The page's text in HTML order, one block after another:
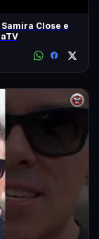
Samira Close e